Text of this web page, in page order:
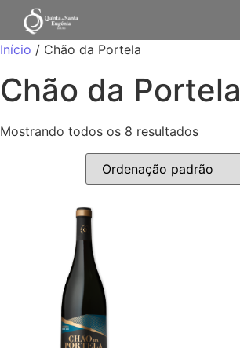
Início / Chão da Portela
Chão da Portela
Mostrando todos os 8 resultados